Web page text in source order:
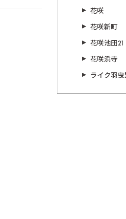
花咲
花咲新町
花咲池田21
花咲浜寺
ライク羽